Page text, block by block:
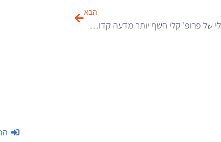
הבא
הסרטון הוויראלי של פרופ’ קלי חשף יותר מדעה קדומה אחת